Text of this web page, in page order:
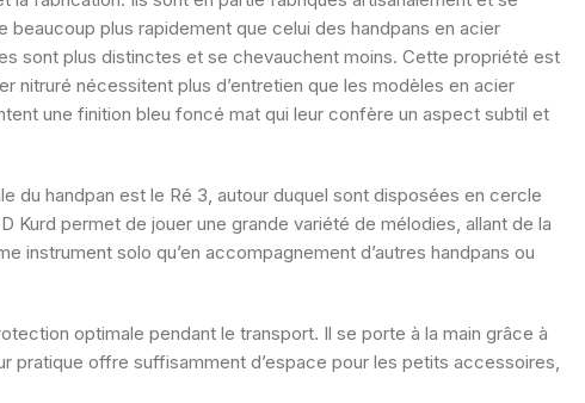
beaucoup plus rapidement que celui des handpans en acier
sont plus distinctes et se chevauchent moins. Cette propriété est
nitruré nécessitent plus d’entretien que les modèles en acier
une finition bleu foncé mat qui leur confère un aspect subtil et
du handpan est le Ré 3, autour duquel sont disposées en cercle
Kurd permet de jouer une grande variété de mélodies, allant de la
instrument solo qu’en accompagnement d’autres handpans ou
optimale pendant le transport. Il se porte à la main grâce à
offre suffisamment d’espace pour les petits accessoires,